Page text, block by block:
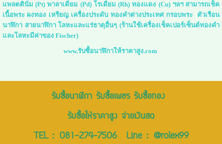
แพลตตินั่ม (Pt) พาลาเดียม (Pd) โรเดียม (Rh) ทองแดง (Cu) ฯลฯ สามารถเช็ค
เนื้อพระ ผงทอง เหรียญ เครื่องประดับ ทองคำต่างประเทศ กรอบพระ ตัวเรือน
นาฬิกา สายนาฬิกา โลหะและแร่ธาตุอื่นๆ (ร้านใช้เครื่องเช็คเปอร์เซ็นต์ทองคำ
และโลหะมีค่าของ Fischer)
www.รับซื้อนาฬิกาให้ราคาสูง.com
รับซื้อนาฬิกา รับซื้อเพชร รับซื้อทอง
รับซื้อให้ราคาสูง จ่ายเงินสด
TEL : 081-274-7506Line : @rolex99